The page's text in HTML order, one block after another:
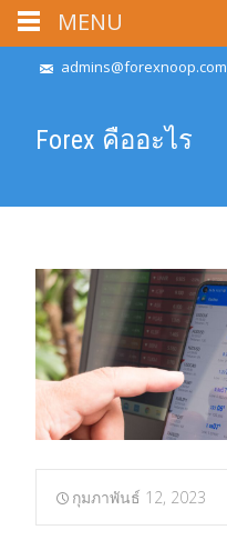
admins@forexnoop.com
Forex คืออะไร
กุมภาพันธ์ 12, 2023
MENU